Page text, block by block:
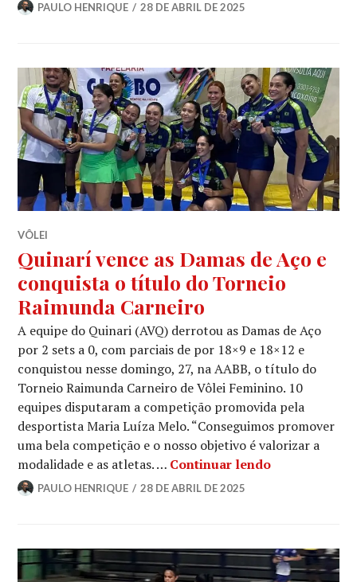
PAULO HENRIQUE 28 DE ABRIL DE 2025
VÔLEI
Quinarí vence as Damas de Aço e
conquista o título do Torneio
Raimunda Carneiro
A equipe do Quinari (AVQ) derrotou as Damas de Aço
por 2 sets a 0, com parciais de por 18×9 e 18×12 e
conquistou nesse domingo, 27, na AABB, o título do
Torneio Raimunda Carneiro de Vôlei Feminino. 10
equipes disputaram a competição promovida pela
desportista Maria Luíza Melo. “Conseguimos promover
uma bela competição e o nosso objetivo é valorizar a
modalidade e as atletas. … Continuar lendo
PAULO HENRIQUE 28 DE ABRIL DE 2025